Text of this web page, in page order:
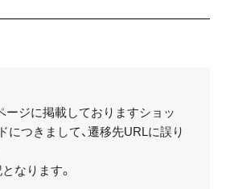
ージに掲載しておりますショッ
につきまして、遷移先URLに誤り
なります。